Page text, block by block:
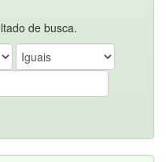
de busca.